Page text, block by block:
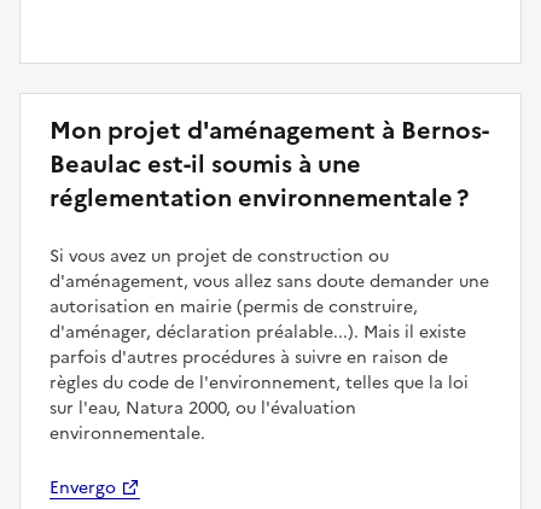
Mon projet d'aménagement à Bernos-
Beaulac est-il soumis à une
réglementation environnementale ?
Si vous avez un projet de construction ou
d'aménagement, vous allez sans doute demander une
autorisation en mairie (permis de construire,
d'aménager, déclaration préalable...). Mais il existe
parfois d'autres procédures à suivre en raison de
règles du code de l'environnement, telles que la loi
sur l'eau, Natura 2000, ou l'évaluation
environnementale.
Envergo